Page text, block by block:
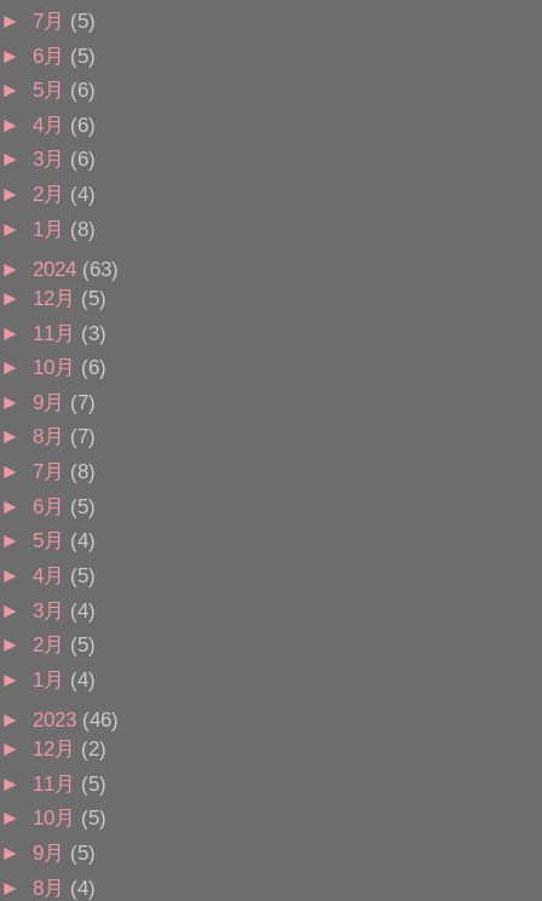
► 7月 (5)
► 6月 (5)
► 5月 (6)
► 4月 (6)
► 3月 (6)
► 2月 (4)
► 1月 (8)
► 2024 (63)
► 12月 (5)
► 11月 (3)
► 10月 (6)
► 9月 (7)
► 8月 (7)
► 7月 (8)
► 6月 (5)
► 5月 (4)
► 4月 (5)
► 3月 (4)
► 2月 (5)
► 1月 (4)
► 2023 (46)
► 12月 (2)
► 11月 (5)
► 10月 (5)
► 9月 (5)
► 8月 (4)